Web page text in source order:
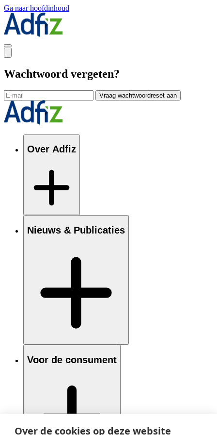
Over de cookies op deze website
Ga naar hoofdinhoud
Wachtwoord vergeten?
Vraag wachtwoordreset aan
Over Adfiz
Nieuws & Publicaties
Voor de consument